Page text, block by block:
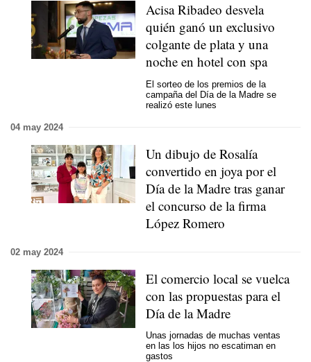
Acisa Ribadeo desvela
quién ganó un exclusivo
colgante de plata y una
noche en hotel con spa
El sorteo de los premios de la
campaña del Día de la Madre se
realizó este lunes
04 may 2024
Un dibujo de Rosalía
convertido en joya por el
Día de la Madre tras ganar
el concurso de la firma
López Romero
02 may 2024
El comercio local se vuelca
con las propuestas para el
Día de la Madre
Unas jornadas de muchas ventas
en las los hijos no escatiman en
gastos